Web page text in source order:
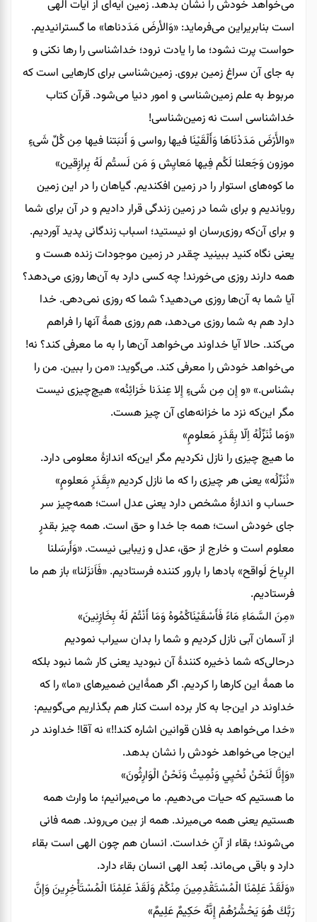
می‌خواهد خودش را نشان بدهد. زمین آیه‌ای از آیات الهی
است بنابریراین می‌فرماید: «وَالأرضَ مَدَدناها» ما گسترانیدیم.
حواست پرت نشود؛ ما را یادت نرود؛ خداشناسی را رها نکنی و
به جای آن سراغ زمین بروی. زمین‌شناسی برای کارهایی است که
مربوط به علم زمین‌شناسی و امور دنیا می‌شود. قرآن کتاب
خداشناسی است نه زمین‌شناسی!
«والأَرْضَ مَدَدْنَاهَا وَأَلْقَيْنَا فیها رواسی وَ أَنبَتنا فیها مِن کُلِّ شَیءٍ
موزون وَجَعلنا لَکُم فِیها مَعایِش وَ مَن لَستُم لَهُ بِرازِقین»
ما کوه‌های استوار را در زمین افکندیم. گیاهان را در این زمین
رویاندیم و برای شما در زمین زندگی قرار دادیم و در آن برای شما
و برای آن‌که روزی‌رسان او نیستید؛ اسباب زندگانی پدید آوردیم.
یعنی نگاه کنید ببینید چقدر در زمین موجودات زنده هست و
همه دارند روزی می‌خورند! چه کسی دارد به آن‌ها روزی می‌دهد؟
آیا شما به آن‌ها روزی می‌دهید؟ شما که روزی نمی‌دهی. خدا
دارد هم به شما روزی می‌دهد، هم روزی همۀ آنها را فراهم
می‌کند. حالا آیا خداوند می‌خواهد آن‌ها را به ما معرفی کند؟ نه!
می‌خواهد خودش را معرفی کند. می‌گوید: «من را ببین. من را
بشناس.» «و إِن مِن شَیءٍ إِلا عِندَنا خَزائِنُه» هیچ‌چیزی نیست
مگر این‌که نزد ما خزانه‌های آن چیز هست.
«وَما نُنَزِّلُهُ اِلّا بِقَدَرٍ مَعلومٍ»
ما هیچ‌ چیزی را نازل نکردیم مگر این‌که اندازۀ معلومی دارد.
«نُنَزِّلُه» یعنی هر چیزی را که ما نازل کردیم «بِقَدَرٍ مَعلومٍ»
حساب و اندازۀ مشخص دارد یعنی عدل است؛ همه‌چیز سر
جای خودش است؛ همه جا خدا و حق است. همه چیز بقدرٍ
معلوم است و خارج از حق، عدل و زیبایی نیست. «وَأَرسَلنا
الرِیاحَ لَواقح» بادها را بارور کننده فرستادیم. «فَاَنزَلنا» باز هم ما
فرستادیم.
«مِنَ السَّمَاءِ مَاءً فَأَسْقَيْنَاكُمُوهُ وَمَا أَنْتُمْ لَهُ بِخَازِنِينَ»
از آسمان آبی نازل کردیم و شما را بدان سیراب نمودیم
درحالی‌که شما ذخیره کنندۀ آن نبودید یعنی کار شما نبود بلکه
ما همۀ این کارها را کردیم. اگر همۀاین ضمیرهای «ما» را که
خداوند در این‌جا به‌ کار برده است کنار هم بگذاریم می‌گوییم:
«خدا می‌خواهد به فلان قوانین اشاره کند!!» نه آقا! خداوند در
این‌جا می‌خواهد خودش را نشان بدهد.
«وَإِنَّا لَنَحْنُ نُحْيِي وَنُمِيتُ وَنَحْنُ الْوَارِثُونَ»
ما هستیم که حیات می‌دهیم. ما می‌میرانیم؛ ما وارث همه
هستیم یعنی همه می‌میرند. همه از بین می‌روند. همه فانی
می‌شوند؛ بقاء از آنِ خداست. انسان هم چون الهی است بقاء
دارد و باقی می‌ماند. بُعد الهی انسان بقاء دارد.
«وَلَقَدْ عَلِمْنَا الْمُسْتَقْدِمِينَ مِنْكُمْ وَلَقَدْ عَلِمْنَا الْمُسْتَأْخِرِينَ وَإِنَّ
رَبَّكَ هُوَ يَحْشُرُهُمْ إِنَّهُ حَكِيمٌ عَلِيمٌ»